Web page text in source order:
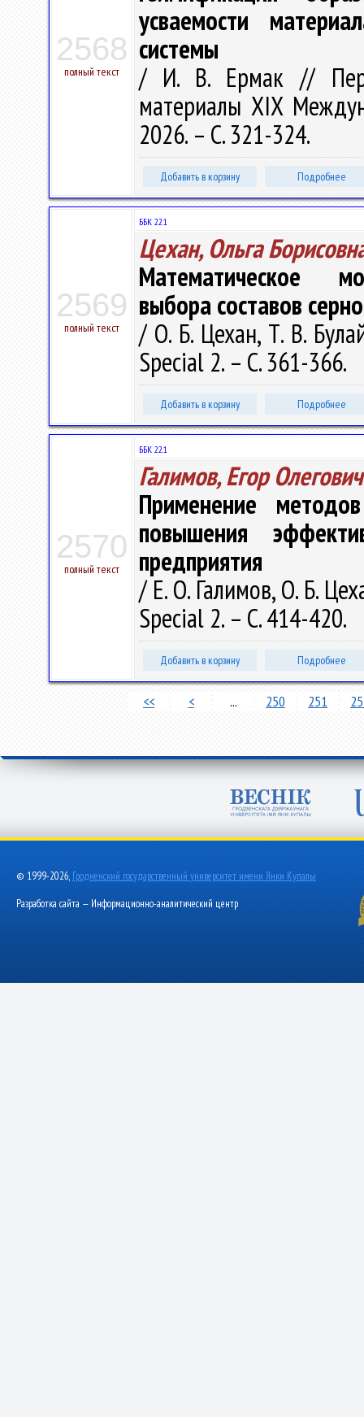
2568
полный текст
усваемости
системы
/ И. В. Ермак //
материалы XIX
2026. – С. 321-324.
Добавить в корзину Подробнее
2569
полный текст
ББК 22.1
Цехан, Ольга
Математическое
выбора составов
/ О. Б. Цехан, Т. В.
Special 2. – С. 361-366.
Добавить в корзину Подробнее
2570
полный текст
ББК 22.1
Галимов, Егор Олегович
Применение
повышения
предприятия
/ Е. О. Галимов, О. Б.
Special 2. – С. 414-420.
Добавить в корзину Подробнее
<< < ... 250 251
© 1999-2026, Гродненский государственный университет имени Янки Купалы
Разработка сайта — Информационно-аналитический центр